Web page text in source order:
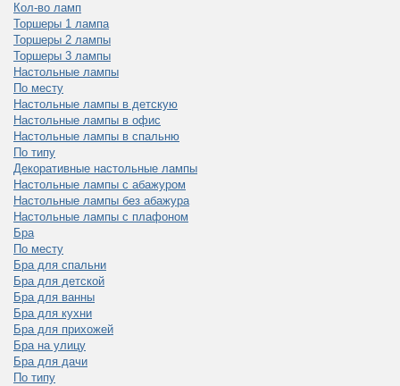
Кол-во ламп
Торшеры 1 лампа
Торшеры 2 лампы
Торшеры 3 лампы
Настольные лампы
По месту
Настольные лампы в детскую
Настольные лампы в офис
Настольные лампы в спальню
По типу
Декоративные настольные лампы
Настольные лампы с абажуром
Настольные лампы без абажура
Настольные лампы с плафоном
Бра
По месту
Бра для спальни
Бра для детской
Бра для ванны
Бра для кухни
Бра для прихожей
Бра на улицу
Бра для дачи
По типу